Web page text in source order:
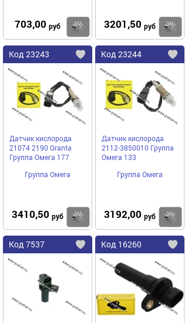
703,00 руб Купить
3201,50 руб
Код 23243
Добавить
избранное
Датчик кислорода
21074 2190 Granta
Группа Омега 177
Группа Омега
3410,50 руб Купить
Код 23244
Датчик кислорода
2112-3850010 Группа
Омега 133
Группа Омега
3192,00 руб
Код 7537
Добавить
избранное
Код 16260